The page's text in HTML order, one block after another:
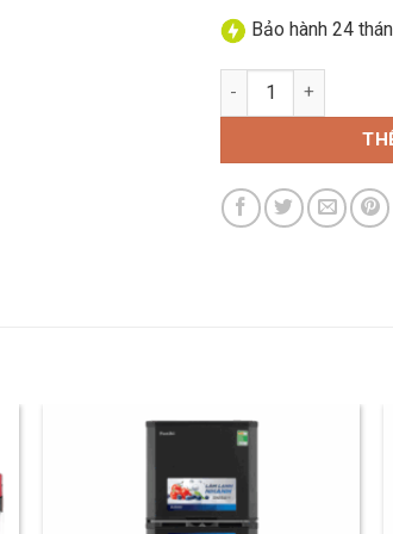
Bảo hành 24
Tủ đông trưng bày